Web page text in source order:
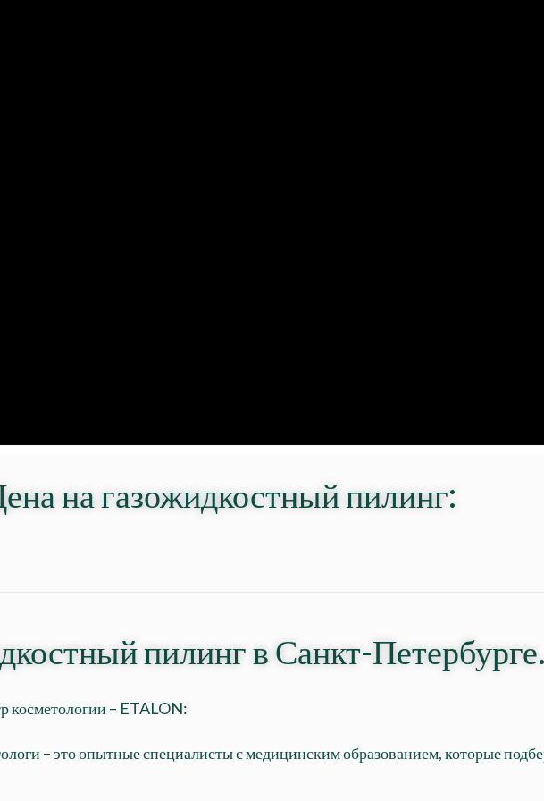
на газожидкостный пилинг:
пилинг в Санкт-Петербурге.
косметологии – ETALON:
– это опытные специалисты с медицинским образованием, которые